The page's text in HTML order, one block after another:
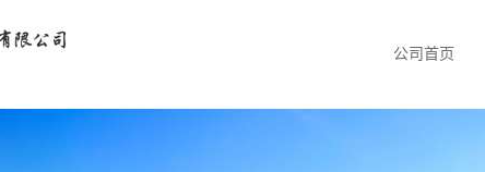
公司首页